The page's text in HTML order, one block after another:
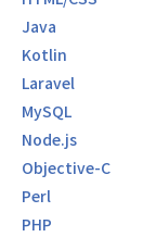
Java
Kotlin
Laravel
MySQL
Node.js
Objective-C
Perl
PHP